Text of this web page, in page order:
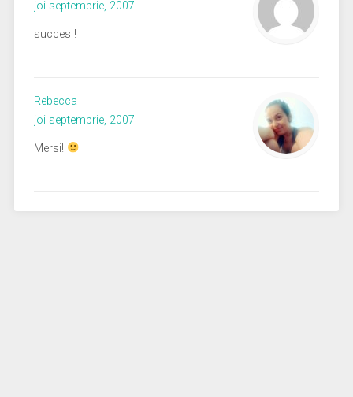
joi septembrie, 2007
succes !
Rebecca
joi septembrie, 2007
Mersi!